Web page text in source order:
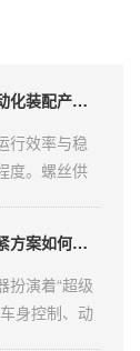
整条产线
键工艺设
型要点。...
度。螺丝供
接影响到整
卡料、叠料
造成产能
提升综合效
身控制、动
在自动驾驶